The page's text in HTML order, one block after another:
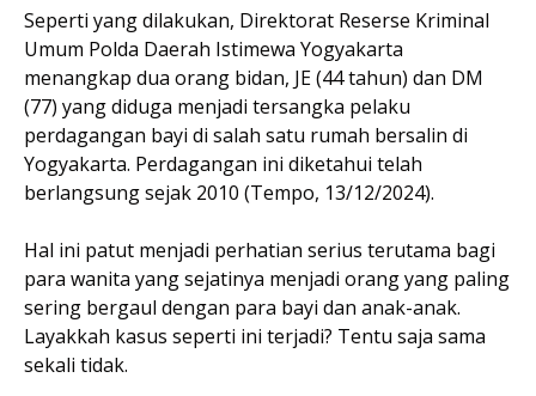
Seperti yang dilakukan, Direktorat Reserse Kriminal
Umum Polda Daerah Istimewa Yogyakarta
menangkap dua orang bidan, JE (44 tahun) dan DM
(77) yang diduga menjadi tersangka pelaku
perdagangan bayi di salah satu rumah bersalin di
Yogyakarta. Perdagangan ini diketahui telah
berlangsung sejak 2010 (Tempo, 13/12/2024).
Hal ini patut menjadi perhatian serius terutama bagi
para wanita yang sejatinya menjadi orang yang paling
sering bergaul dengan para bayi dan anak-anak.
Layakkah kasus seperti ini terjadi? Tentu saja sama
sekali tidak.